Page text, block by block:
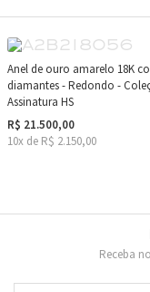
Anel de ouro amarelo 18K
diamantes - Redondo -
Assinatura HS
R$ 21.500,00
10x de R$ 2.150,00
Receba